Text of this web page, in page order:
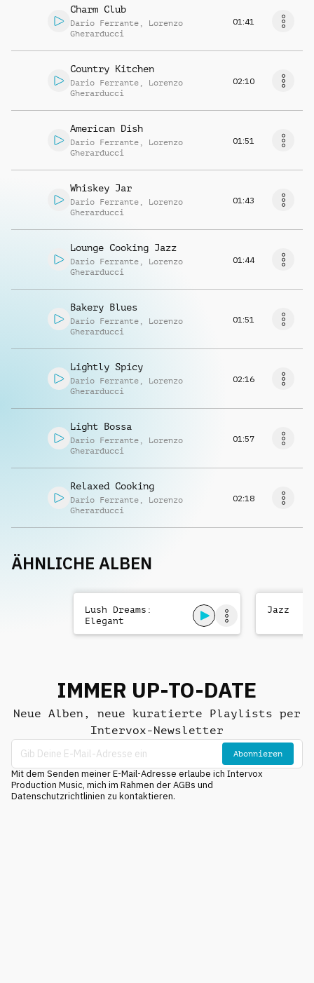
Charm Club
Dario Ferrante , Lorenzo
Gherarducci
01:41
Country Kitchen
Dario Ferrante , Lorenzo
Gherarducci
02:10
American Dish
Dario Ferrante , Lorenzo
Gherarducci
01:51
Whiskey Jar
Dario Ferrante , Lorenzo
Gherarducci
01:43
Lounge Cooking Jazz
Dario Ferrante , Lorenzo
Gherarducci
01:44
Bakery Blues
Dario Ferrante , Lorenzo
Gherarducci
01:51
Lightly Spicy
Dario Ferrante , Lorenzo
Gherarducci
02:16
Light Bossa
Dario Ferrante , Lorenzo
Gherarducci
01:57
Relaxed Cooking
Dario Ferrante , Lorenzo
Gherarducci
02:18
ÄHNLICHE ALBEN
Lush Dreams:
Elegant
Sophisticated
Jazz
IMMER UP-TO-DATE
Neue Alben, neue kuratierte Playlists per
Intervox-Newsletter
Abonnieren
Mit dem Senden meiner E-Mail-Adresse erlaube ich Intervox
Production Music, mich im Rahmen der AGBs und
Datenschutzrichtlinien zu kontaktieren.